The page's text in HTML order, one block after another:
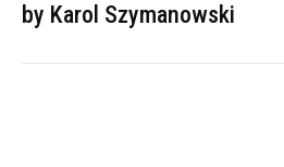
by Karol Szymanowski